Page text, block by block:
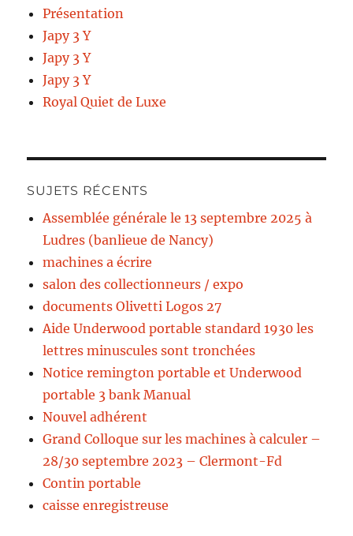
Présentation
Japy 3 Y
Japy 3 Y
Japy 3 Y
Royal Quiet de Luxe
SUJETS RÉCENTS
Assemblée générale le 13 septembre 2025 à
Ludres (banlieue de Nancy)
machines a écrire
salon des collectionneurs / expo
documents Olivetti Logos 27
Aide Underwood portable standard 1930 les
lettres minuscules sont tronchées
Notice remington portable et Underwood
portable 3 bank Manual
Nouvel adhérent
Grand Colloque sur les machines à calculer –
28/30 septembre 2023 – Clermont-Fd
Contin portable
caisse enregistreuse